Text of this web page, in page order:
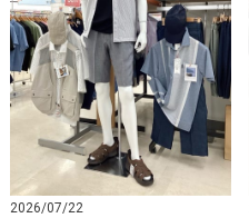
2026/07/22